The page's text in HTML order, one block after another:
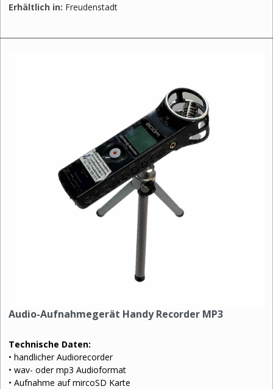
Erhältlich in: Freudenstadt
Audio-Aufnahmegerät Handy Recorder MP3
Technische Daten:
• handlicher Audiorecorder
• wav- oder mp3 Audioformat
• Aufnahme auf mircoSD Karte